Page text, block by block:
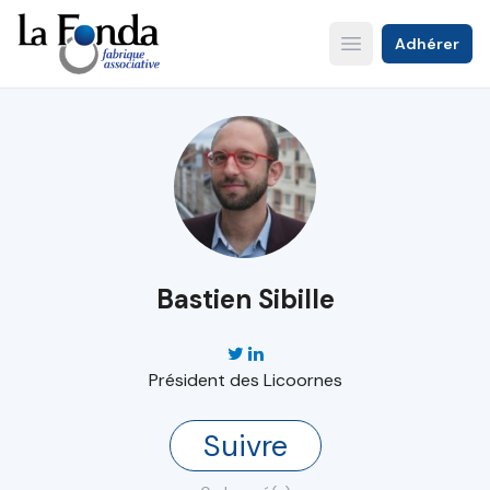
Aller
au
contenu
principal
Open main menu
Adhérer
Bastien Sibille
Président des Licoornes
Suivre